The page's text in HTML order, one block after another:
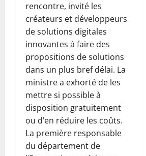
rencontre, invité les
créateurs et développeurs
de solutions digitales
innovantes à faire des
propositions de solutions
dans un plus bref délai. La
ministre a exhorté de les
mettre si possible à
disposition gratuitement
ou d’en réduire les coûts.
La première responsable
du département de